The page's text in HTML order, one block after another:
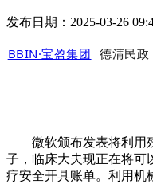
发布日期：2025-03-26
BBIN·宝盈集团 德清民政
微软颁布发表将利用
子，临床大夫现正在将可
疗安全开具账单。利用机